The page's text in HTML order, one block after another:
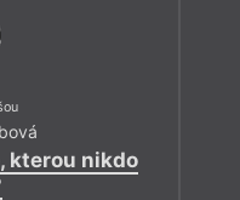
kterou nikdo